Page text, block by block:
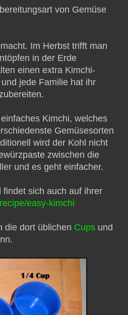
von Gemüse
Im Herbst trifft man
in der Erde
einen extra Kimchi-
jede Familie hat ihr
Kimchi, welches
Gemüsesorten
wird der Kohl nicht
zwischen die
und es geht einfacher.
findet sich auch auf ihrer
easy-kimchi
die dort üblichen Cups und